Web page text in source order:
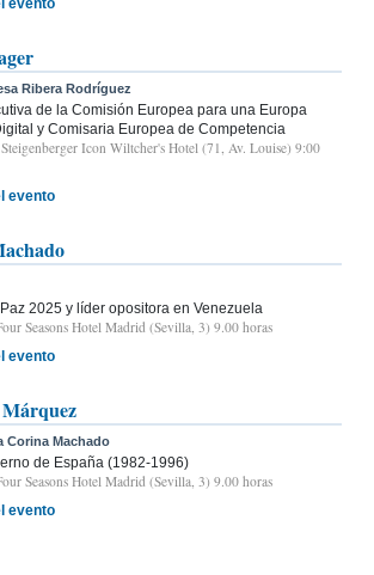
evento
Ribera Rodríguez
de la Comisión Europea para una Europa
y Comisaria Europea de Competencia
Icon Wiltcher's Hotel (71, Av. Louise) 9:00
evento
2025 y líder opositora en Venezuela
Seasons Hotel Madrid (Sevilla, 3) 9.00 horas
evento
Márquez
Corina Machado
de España (1982-1996)
Seasons Hotel Madrid (Sevilla, 3) 9.00 horas
evento